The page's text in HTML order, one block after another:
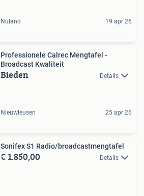
Nuland 19 apr 26
Professionele Calrec Mengtafel -
Broadcast Kwaliteit
Bieden Details
Nieuwleusen 25 apr 26
Sonifex S1 Radio/broadcastmengtafel
€ 1.850,00 Details